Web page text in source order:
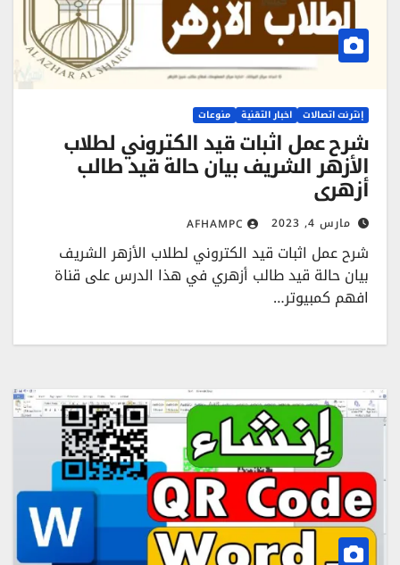
إنترنت اتصالات اخبار التقنية منوعات
شرح عمل اثبات قيد الكتروني لطلاب
الأزهر الشريف بيان حالة قيد طالب
أزهري
مارس 4, 2023 AFHAMPC
شرح عمل اثبات قيد الكتروني لطلاب الأزهر الشريف
بيان حالة قيد طالب أزهري في هذا الدرس على قناة
افهم كمبيوتر…